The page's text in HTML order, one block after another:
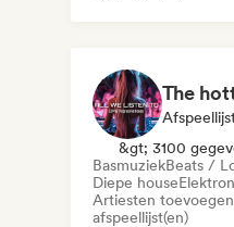
&gt; 3100
BasmuziekBeats /
Diepe house
Artiesten
afspeellijst(en)